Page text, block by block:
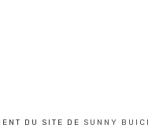
DU SITE DE SUNNY